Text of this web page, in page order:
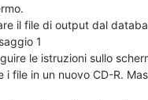
il file di output dal
1
le istruzioni sullo
i file in un nuovo CD-R.